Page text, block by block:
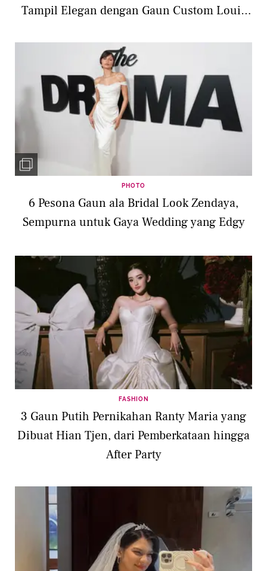
Tampil Elegan dengan Gaun Custom Louis
PHOTO
6 Pesona Gaun ala Bridal Look Zendaya,
Sempurna untuk Gaya Wedding yang Edgy
FASHION
3 Gaun Putih Pernikahan Ranty Maria yang
Dibuat Hian Tjen, dari Pemberkataan hingga
After Party